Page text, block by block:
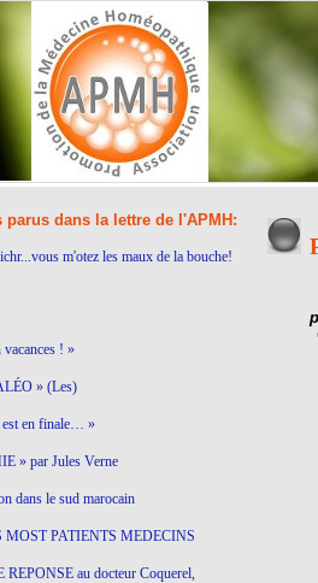
dans la lettre de l'APMH:
m'otez les maux de la bouche!
! »
» (Les)
est en finale… »
» par Jules Verne
dans le sud marocain
MOST PATIENTS MEDECINS
au docteur Coquerel,